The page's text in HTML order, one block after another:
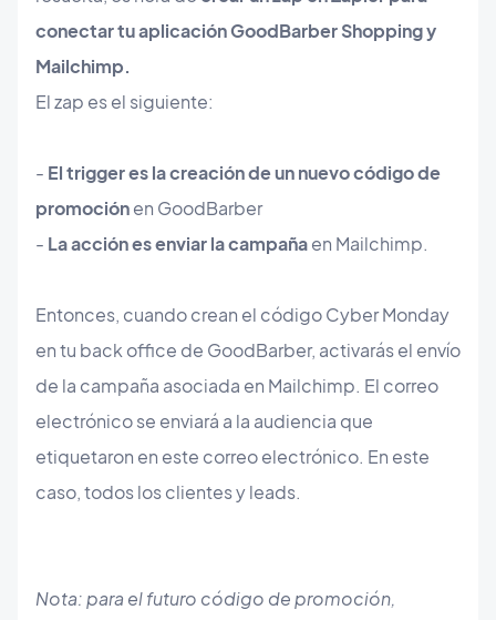
conectar tu aplicación GoodBarber Shopping y
Mailchimp.
El zap es el siguiente:
- El trigger es la creación de un nuevo código de
promociónen GoodBarber
- La acción es enviar la campañaen Mailchimp.
Entonces, cuando crean el código Cyber Monday
en tu back office de GoodBarber, activarás el envío
de la campaña asociada en Mailchimp. El correo
electrónico se enviará a la audiencia que
etiquetaron en este correo electrónico. En este
caso, todos los clientes y leads.
Nota: para el futuro código de promoción,